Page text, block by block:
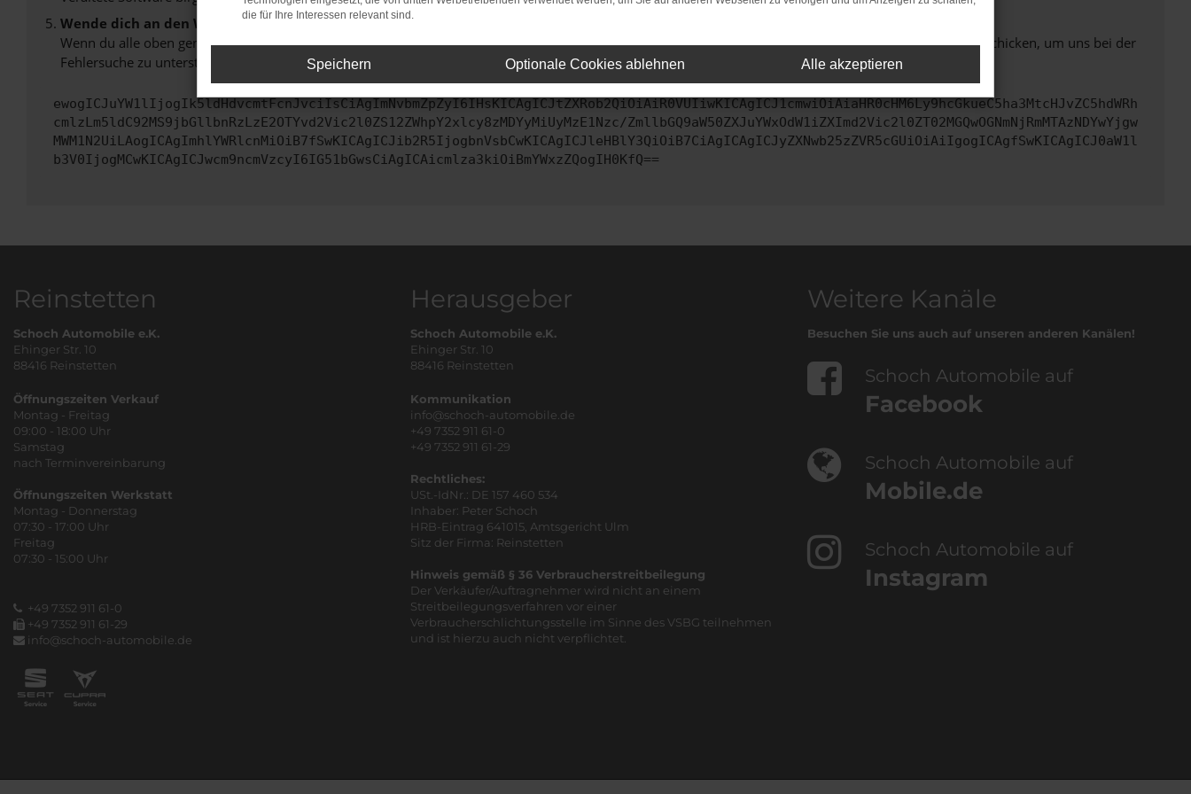
Wende dich an den Webseitenbetreiber.
Wenn du alle oben genannten Schritte versucht hast, kontaktiere uns bitte. Wir werden versuchen, das Problem zu beheben. Du kannst uns diesen Text schicken, um uns bei der
Fehlersuche zu unterstützen:
ewogICJuYW1lIjogIk5ldHdvcmtFcnJvciIsCiAgImNvbmZpZyI6IHsKICAgICJtZXRob2QiOiAiR0VUIiwKICAgICJ1cmwiOiAiaHR0cHM6Ly9hcGkueC5ha3MtcHJvZC5hdWRh
cmlzLm5ldC92MS9jbGllbnRzLzE2OTYvd2Vic2l0ZS12ZWhpY2xlcy8zMDYyMiUyMzE1Nzc/ZmllbGQ9aW50ZXJuYWxOdW1iZXImd2Vic2l0ZT02MGQwOGNmNjRmMTAzNDYwYjgw
MWM1N2UiLAogICAgImhlYWRlcnMiOiB7fSwKICAgICJib2R5IjogbnVsbCwKICAgICJleHBlY3QiOiB7CiAgICAgICJyZXNwb25zZVR5cGUiOiAiIgogICAgfSwKICAgICJ0aW1l
b3V0IjogMCwKICAgICJwcm9ncmVzcyI6IG51bGwsCiAgICAicmlza3kiOiBmYWxzZQogIH0KfQ==
Reinstetten
Schoch Automobile e.K.
Ehinger Str. 10
88416 Reinstetten
Öffnungszeiten Verkauf
Montag - Freitag
09:00 - 18:00 Uhr
Samstag
nach Terminvereinbarung
Öffnungszeiten Werkstatt
Montag - Donnerstag
07:30 - 17:00 Uhr
Freitag
07:30 - 15:00 Uhr
+49 7352 911 61-0
+49 7352 911 61-29
info@schoch-automobile.de
Herausgeber
Schoch Automobile e.K.
Ehinger Str. 10
88416 Reinstetten
Kommunikation
info@schoch-automobile.de
+49 7352 911 61-0
+49 7352 911 61-29
Rechtliches:
USt.-IdNr.: DE 157 460 534
Inhaber: Peter Schoch
HRB-Eintrag 641015, Amtsgericht Ulm
Sitz der Firma: Reinstetten
Hinweis gemäß § 36 Verbraucherstreitbeilegung
Der Verkäufer/Auftragnehmer wird nicht an einem
Streitbeilegungsverfahren vor einer
Verbraucherschlichtungsstelle im Sinne des VSBG teilnehmen
und ist hierzu auch nicht verpflichtet.
Weitere Kanäle
Besuchen Sie uns auch auf unseren anderen Kanälen!
Schoch Automobile auf
Facebook
Schoch Automobile auf
Mobile.de
Schoch Automobile auf
Instagram
die für Ihre Interessen relevant sind.
Speichern Optionale Cookies ablehnen Alle akzeptieren